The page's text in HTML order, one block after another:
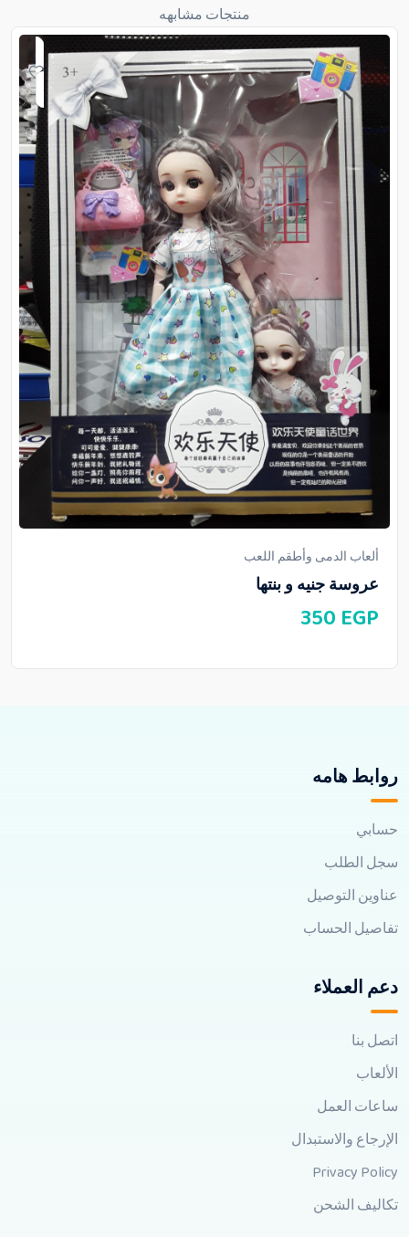
منتجات مشابهه
ألعاب الدمى وأطقم اللعب
عروسة جنيه و بنتها
350 EGP
روابط هامه
حسابي
سجل الطلب
عناوين التوصيل
تفاصيل الحساب
دعم العملاء
اتصل بنا
الألعاب
ساعات العمل
الإرجاع والاستبدال
Privacy Policy
تكاليف الشحن